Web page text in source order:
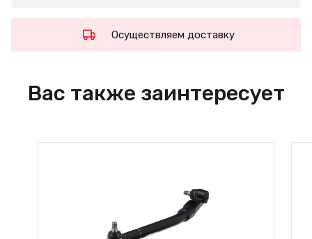
Осуществляем доставку
Вас также заинтересует